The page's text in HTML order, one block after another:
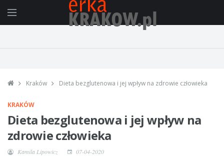
Kraków Dieta bezglutenowa i jej wpływ na zdrowie człowieka
KRAKÓW
Dieta bezglutenowa i jej wpływ na
zdrowie człowieka
Kamila Lipowicz 07-04-2020